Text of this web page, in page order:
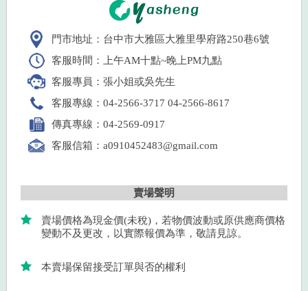
門市地址：台中市大雅區大雅里學府路250巷6號
客服時間：上午AM十點~晚上PM九點
客服專員：張小姐或吳先生
客服專線：04-2566-3717 04-2566-8617
傳真專線：04-2569-0917
客服信箱：a0910452483@gmail.com
賣場聲明
賣場價格為現金價(未稅)，若物價波動或原供應商價格
變動不及更改，以實際報價為準，敬請見諒。
本賣場保留接受訂單與否的權利